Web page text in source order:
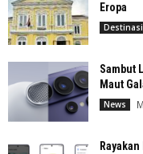
Eropa
Destinasi
Sambut
Maut
News